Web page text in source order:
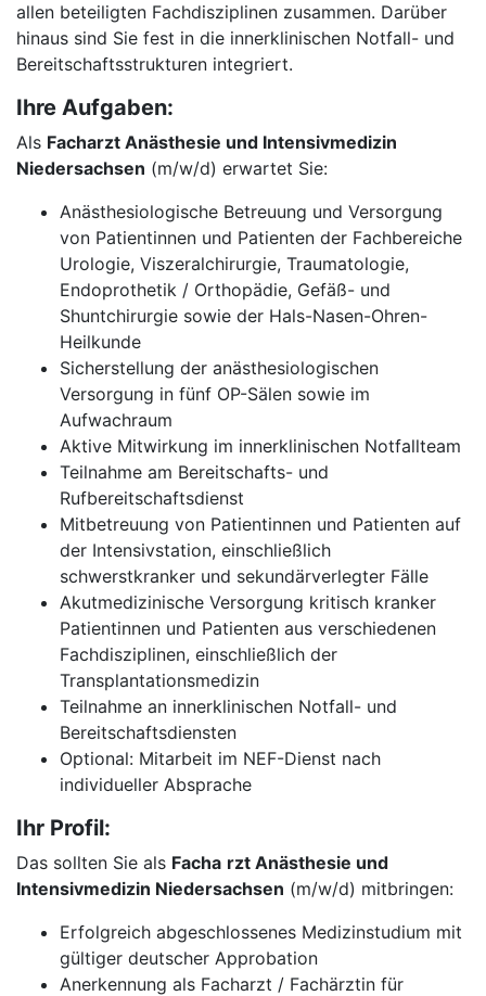
allen beteiligten Fachdisziplinen zusammen. Darüber
hinaus sind Sie fest in die innerklinischen Notfall- und
Bereitschaftsstrukturen integriert.
Ihre Aufgaben:
Als Facharzt Anästhesie und Intensivmedizin
Niedersachsen (m/w/d) erwartet Sie:
Anästhesiologische Betreuung und Versorgung
von Patientinnen und Patienten der Fachbereiche
Urologie, Viszeralchirurgie, Traumatologie,
Endoprothetik / Orthopädie, Gefäß- und
Shuntchirurgie sowie der Hals-Nasen-Ohren-
Heilkunde
Sicherstellung der anästhesiologischen
Versorgung in fünf OP-Sälen sowie im
Aufwachraum
Aktive Mitwirkung im innerklinischen Notfallteam
Teilnahme am Bereitschafts- und
Rufbereitschaftsdienst
Mitbetreuung von Patientinnen und Patienten auf
der Intensivstation, einschließlich
schwerstkranker und sekundärverlegter Fälle
Akutmedizinische Versorgung kritisch kranker
Patientinnen und Patienten aus verschiedenen
Fachdisziplinen, einschließlich der
Transplantationsmedizin
Teilnahme an innerklinischen Notfall- und
Bereitschaftsdiensten
Optional: Mitarbeit im NEF-Dienst nach
individueller Absprache
Ihr Profil:
Das sollten Sie als Facha rzt Anästhesie und
Intensivmedizin Niedersachsen (m/w/d) mitbringen:
Erfolgreich abgeschlossenes Medizinstudium mit
gültiger deutscher Approbation
Anerkennung als Facharzt / Fachärztin für